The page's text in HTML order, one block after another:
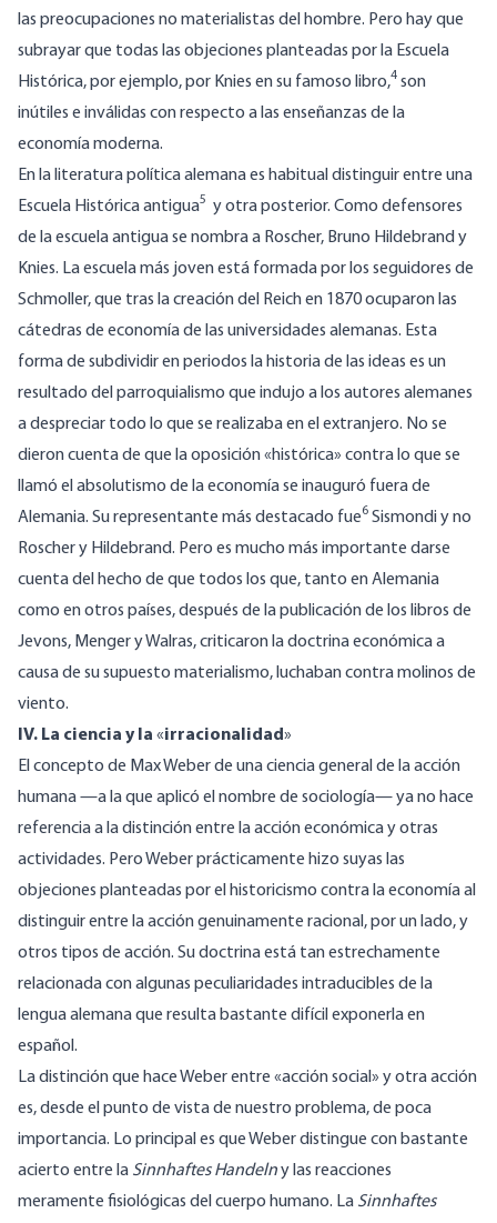
las preocupaciones no materialistas del hombre. Pero hay que
subrayar que todas las objeciones planteadas por la Escuela
Histórica, por ejemplo, por Knies en su famoso libro,4 son
inútiles e inválidas con respecto a las enseñanzas de la
economía moderna.
En la literatura política alemana es habitual distinguir entre una
Escuela Histórica antigua5 y otra posterior. Como defensores
de la escuela antigua se nombra a Roscher, Bruno Hildebrand y
Knies. La escuela más joven está formada por los seguidores de
Schmoller, que tras la creación del Reich en 1870 ocuparon las
cátedras de economía de las universidades alemanas. Esta
forma de subdividir en periodos la historia de las ideas es un
resultado del parroquialismo que indujo a los autores alemanes
a despreciar todo lo que se realizaba en el extranjero. No se
dieron cuenta de que la oposición «histórica» contra lo que se
llamó el absolutismo de la economía se inauguró fuera de
Alemania. Su representante más destacado fue6 Sismondiy no
Roscher y Hildebrand. Pero es mucho más importante darse
cuenta del hecho de que todos los que, tanto en Alemania
como en otros países, después de la publicación de los libros de
Jevons, Menger y Walras, criticaron la doctrina económica a
causa de su supuesto materialismo, luchaban contra molinos de
viento.
IV. La ciencia y la «irracionalidad»
El concepto de Max Weber de una ciencia general de la acción
humana —a la que aplicó el nombre de sociología— ya no hace
referencia a la distinción entre la acción económica y otras
actividades. Pero Weber prácticamente hizo suyas las
objeciones planteadas por el historicismo contra la economía al
distinguir entre la acción genuinamente racional, por un lado, y
otros tipos de acción. Su doctrina está tan estrechamente
relacionada con algunas peculiaridades intraducibles de la
lengua alemana que resulta bastante difícil exponerla en
español.
La distinción que hace Weber entre «acción social» y otra acción
es, desde el punto de vista de nuestro problema, de poca
importancia. Lo principal es que Weber distingue con bastante
acierto entre la Sinnhaftes Handelny las reacciones
meramente fisiológicas del cuerpo humano. La Sinnhaftes